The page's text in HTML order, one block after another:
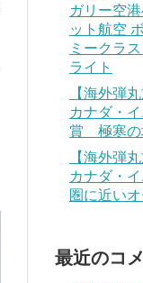
ガリー空
ット航空
ミークラ
ライト
【海外弾
カナダ・
賞 極寒の
【海外弾
カナダ・
圏に近い
最近のコ